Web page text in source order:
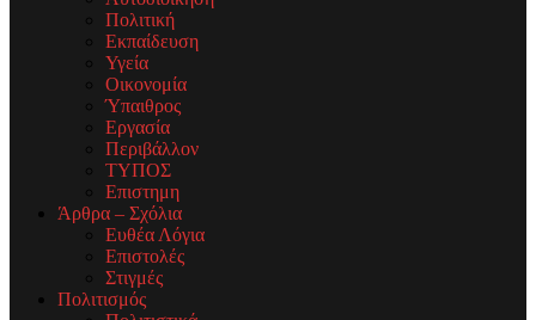
Πολιτική
Εκπαίδευση
Υγεία
Οικονομία
Ύπαιθρος
Εργασία
Περιβάλλον
ΤΥΠΟΣ
Επιστημη
Άρθρα – Σχόλια
Ευθέα Λόγια
Επιστολές
Στιγμές
Πολιτισμός